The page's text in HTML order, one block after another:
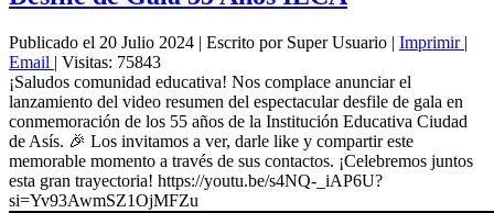
Publicado el 20 Julio 2024 | Escrito por Super Usuario | Imprimir |
Email | Visitas: 75843
¡Saludos comunidad educativa! Nos complace anunciar el
lanzamiento del video resumen del espectacular desfile de gala en
conmemoración de los 55 años de la Institución Educativa Ciudad
de Asís. 🎉 Los invitamos a ver, darle like y compartir este
memorable momento a través de sus contactos. ¡Celebremos juntos
esta gran trayectoria! https://youtu.be/s4NQ-_iAP6U?
si=Yv93AwmSZ1OjMFZu